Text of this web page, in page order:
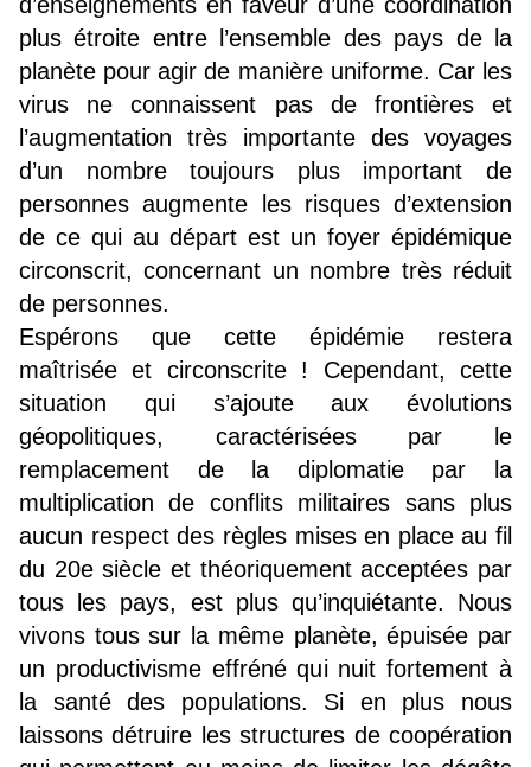
plus étroite entre l’ensemble des pays de la
planète pour agir de manière uniforme. Car les
virus ne connaissent pas de frontières et
l’augmentation très importante des voyages
d’un nombre toujours plus important de
personnes augmente les risques d’extension
de ce qui au départ est un foyer épidémique
circonscrit, concernant un nombre très réduit
de personnes.
Espérons que cette épidémie restera
maîtrisée et circonscrite ! Cependant, cette
situation qui s’ajoute aux évolutions
géopolitiques, caractérisées par le
remplacement de la diplomatie par la
multiplication de conflits militaires sans plus
aucun respect des règles mises en place au fil
du 20e siècle et théoriquement acceptées par
tous les pays, est plus qu’inquiétante. Nous
vivons tous sur la même planète, épuisée par
un productivisme effréné qui nuit fortement à
la santé des populations. Si en plus nous
laissons détruire les structures de coopération